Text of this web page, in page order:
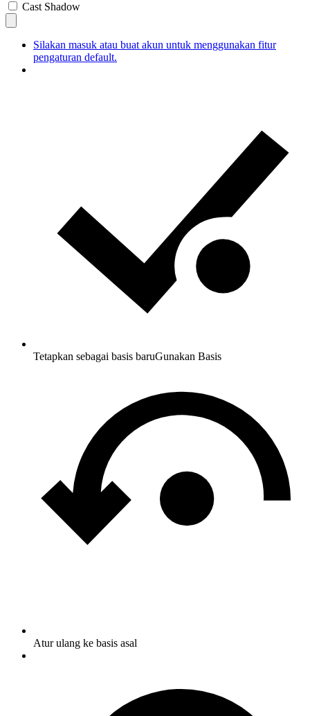
Cast Shadow
Silakan masuk atau buat akun untuk menggunakan fitur
pengaturan default.
Tetapkan sebagai basis baruGunakan Basis
Atur ulang ke basis asal